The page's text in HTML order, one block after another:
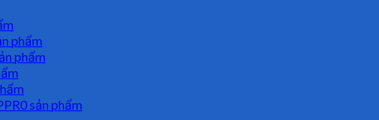
phẩm
phẩm
0 sản phẩm